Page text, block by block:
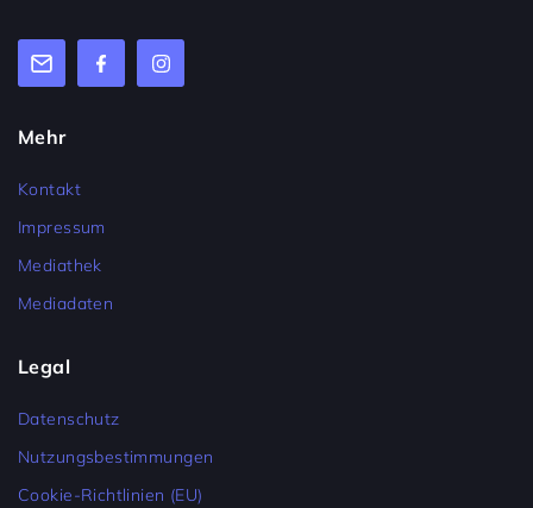
Mehr
Kontakt
Impressum
Mediathek
Mediadaten
Legal
Datenschutz
Nutzungsbestimmungen
Cookie-Richtlinien (EU)